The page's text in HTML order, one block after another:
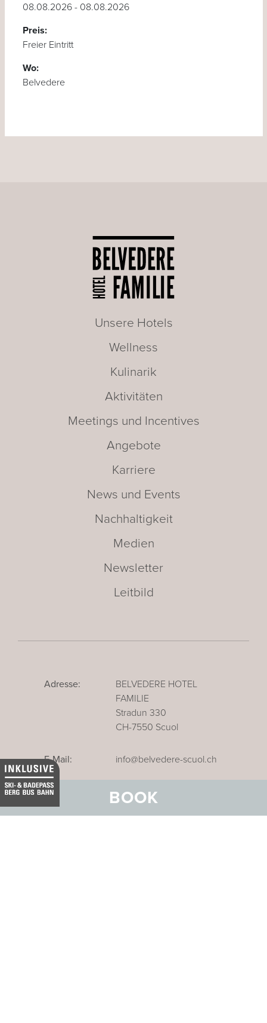
BOOK
08.08.2026 - 08.08.2026
Preis:
Freier Eintritt
Wo:
Belvedere
Unsere Hotels
Wellness
Kulinarik
Aktivitäten
Meetings und Incentives
Angebote
Karriere
News und Events
Nachhaltigkeit
Medien
Newsletter
Leitbild
Adresse:
BELVEDERE HOTEL
FAMILIE
Stradun 330
CH-7550 Scuol
E-Mail: info@belvedere-scuol.ch
Telefon:
+41 81 861 06 06